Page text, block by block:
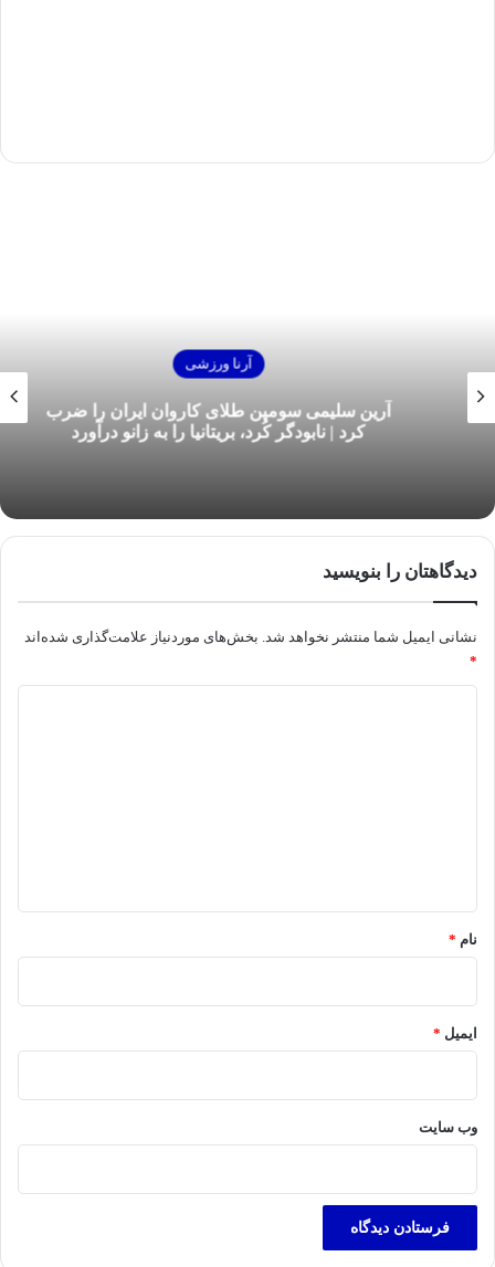
آرنا ورزشی
آرین سلیمی سومین طلای کاروان ایران را ضرب
کرد | نابودگر کُرد، بریتانیا را به زانو درآورد
دیدگاهتان را بنویسید
نشانی ایمیل شما منتشر نخواهد شد. بخش‌های موردنیاز علامت‌گذاری شده‌اند
*
نام *
ایمیل *
وب‌ سایت